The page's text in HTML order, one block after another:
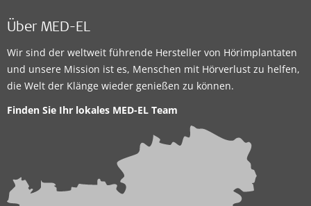
Über MED-EL
Wir sind der weltweit führende Hersteller von Hörimplantaten
und unsere Mission ist es, Menschen mit Hörverlust zu helfen,
die Welt der Klänge wieder genießen zu können.
Finden Sie Ihr lokales MED-EL Team